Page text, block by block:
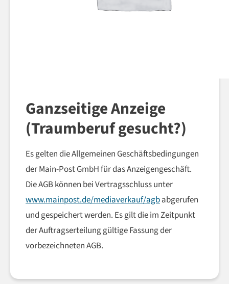
Ganzseitige Anzeige
(Traumberuf gesucht?)
Es gelten die Allgemeinen Geschäftsbedingungen
der Main-Post GmbH für das Anzeigengeschäft.
Die AGB können bei Vertragsschluss unter
www.mainpost.de/mediaverkauf/agbabgerufen
und gespeichert werden. Es gilt die im Zeitpunkt
der Auftragserteilung gültige Fassung der
vorbezeichneten AGB.